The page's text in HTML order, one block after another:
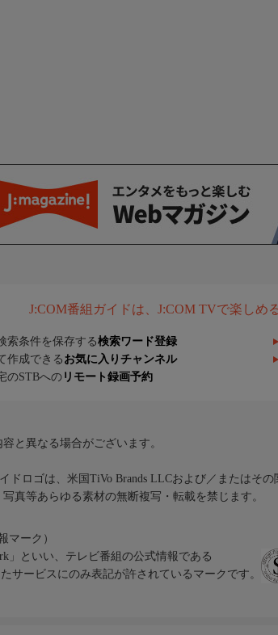
J:COM番組ガイドは、J:COM TVで楽しめ
索条件を保存する検索ワード登録
作成できる お気に入りチャンネル
のSTBへの リモート録画予約
と異なる場合がございます。
ドロゴは、米国TiVo Brands LLCおよび／またはそ
真等あらゆる素材の無断複写・転載を禁じます。
マーク）
」といい、テレビ番組の公式情報である
サービスにのみ表記が許されているマークです。